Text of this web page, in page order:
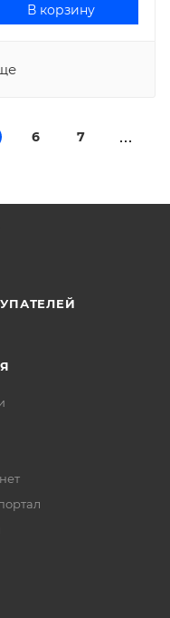
В корзину
6
7